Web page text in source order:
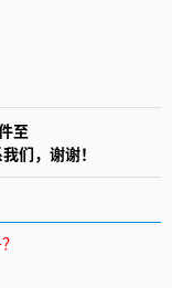
至
们，谢谢！